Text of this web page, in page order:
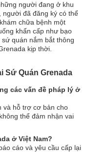
người đang ở khu
đã đăng ký có thể
chữa bệnh một
khẩn cấp như bạo
quán nắm bắt thông
kịp thời.
Sứ Quán Grenada
các vấn đề pháp lý ở
và hỗ trợ cơ bản cho
thể đảm nhận vai
ở Việt Nam?
cáo và yêu cầu cấp lại